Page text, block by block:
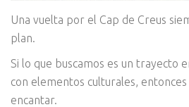
Una vuelta por el Cap de Creus
plan.
Si lo que buscamos es un trayecto
con elementos culturales, entonces
encantar.